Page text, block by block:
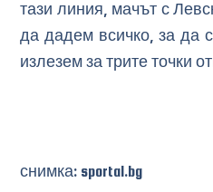
тази линия, мачът с
да дадем всичко, за да
излезем за трите точки
снимка: sportal.bg